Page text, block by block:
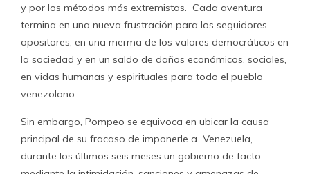
y por los métodos más extremistas. Cada aventura
termina en una nueva frustración para los seguidores
opositores; en una merma de los valores democráticos en
la sociedad y en un saldo de daños económicos, sociales,
en vidas humanas y espirituales para todo el pueblo
venezolano.
Sin embargo, Pompeo se equivoca en ubicar la causa
principal de su fracaso de imponerle a Venezuela,
durante los últimos seis meses un gobierno de facto